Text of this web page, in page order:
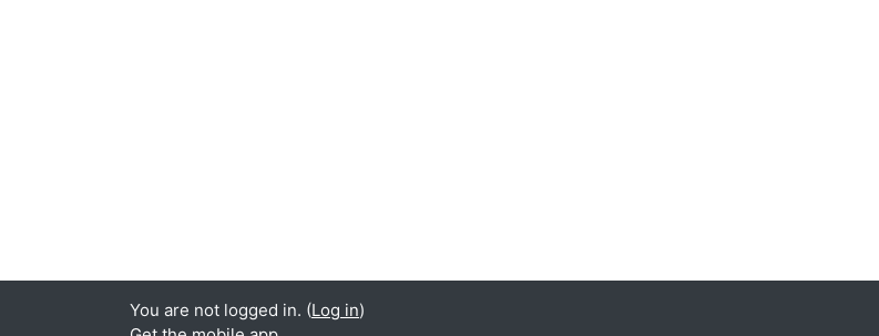
You are not logged in. (Log in)